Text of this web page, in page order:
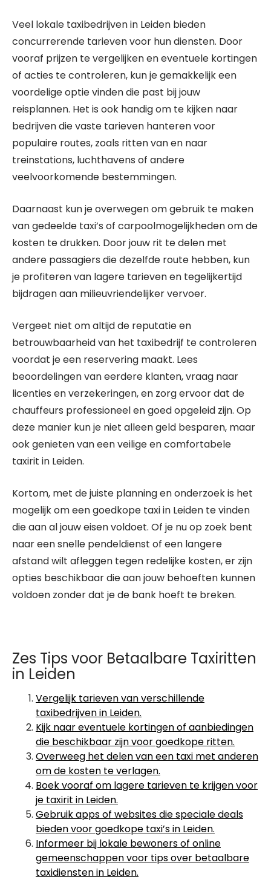
Veel lokale taxibedrijven in Leiden bieden
concurrerende tarieven voor hun diensten. Door
vooraf prijzen te vergelijken en eventuele kortingen
of acties te controleren, kun je gemakkelijk een
voordelige optie vinden die past bij jouw
reisplannen. Het is ook handig om te kijken naar
bedrijven die vaste tarieven hanteren voor
populaire routes, zoals ritten van en naar
treinstations, luchthavens of andere
veelvoorkomende bestemmingen.
Daarnaast kun je overwegen om gebruik te maken
van gedeelde taxi’s of carpoolmogelijkheden om de
kosten te drukken. Door jouw rit te delen met
andere passagiers die dezelfde route hebben, kun
je profiteren van lagere tarieven en tegelijkertijd
bijdragen aan milieuvriendelijker vervoer.
Vergeet niet om altijd de reputatie en
betrouwbaarheid van het taxibedrijf te controleren
voordat je een reservering maakt. Lees
beoordelingen van eerdere klanten, vraag naar
licenties en verzekeringen, en zorg ervoor dat de
chauffeurs professioneel en goed opgeleid zijn. Op
deze manier kun je niet alleen geld besparen, maar
ook genieten van een veilige en comfortabele
taxirit in Leiden.
Kortom, met de juiste planning en onderzoek is het
mogelijk om een goedkope taxi in Leiden te vinden
die aan al jouw eisen voldoet. Of je nu op zoek bent
naar een snelle pendeldienst of een langere
afstand wilt afleggen tegen redelijke kosten, er zijn
opties beschikbaar die aan jouw behoeften kunnen
voldoen zonder dat je de bank hoeft te breken.
Zes Tips voor Betaalbare Taxiritten
in Leiden
Vergelijk tarieven van verschillende
taxibedrijven in Leiden.
Kijk naar eventuele kortingen of aanbiedingen
die beschikbaar zijn voor goedkope ritten.
Overweeg het delen van een taxi met anderen
om de kosten te verlagen.
Boek vooraf om lagere tarieven te krijgen voor
je taxirit in Leiden.
Gebruik apps of websites die speciale deals
bieden voor goedkope taxi’s in Leiden.
Informeer bij lokale bewoners of online
gemeenschappen voor tips over betaalbare
taxidiensten in Leiden.